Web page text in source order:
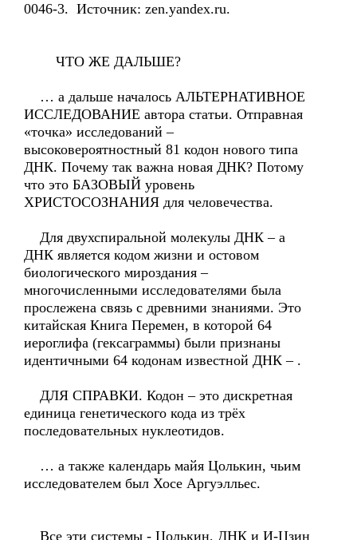
0046-3. Источник: zen.yandex.ru.
ЧТО ЖЕ ДАЛЬШЕ?
… а дальше началось АЛЬТЕРНАТИВНОЕ
ИССЛЕДОВАНИЕ автора статьи. Отправная
«точка» исследований –
высоковероятностный 81 кодон нового типа
ДНК. Почему так важна новая ДНК? Потому
что это БАЗОВЫЙ уровень
ХРИСТОСОЗНАНИЯ для человечества.
Для двухспиральной молекулы ДНК – а
ДНК является кодом жизни и остовом
биологического мироздания –
многочисленными исследователями была
прослежена связь с древними знаниями. Это
китайская Книга Перемен, в которой 64
иероглифа (гексаграммы) были признаны
идентичными 64 кодонам известной ДНК – .
ДЛЯ СПРАВКИ. Кодон – это дискретная
единица генетического кода из трёх
последовательных нуклеотидов.
… а также календарь майя Цолькин, чьим
исследователем был Хосе Аргуэлльес.
Все эти системы - Цолькин, ДНК и И-Цзин